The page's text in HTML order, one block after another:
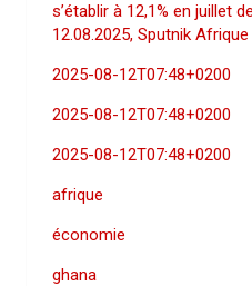
s’établir à 12,1% en juillet
12.08.2025, Sputnik Afrique
2025-08-12T07:48+0200
2025-08-12T07:48+0200
2025-08-12T07:48+0200
afrique
économie
ghana